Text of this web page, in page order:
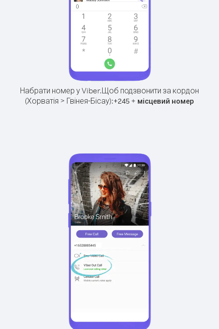
Набрати номер у Viber.Щоб подзвонити за кордон
(Хорватія > Гвінея-Бісау):+245 + місцевий номер